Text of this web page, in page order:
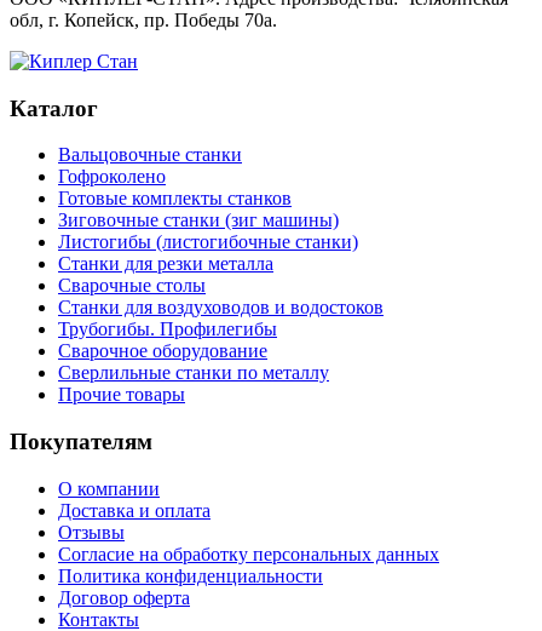
обл, г. Копейск, пр. Победы 70а.
Каталог
Вальцовочные станки
Гофроколено
Готовые комплекты станков
Зиговочные станки (зиг машины)
Листогибы (листогибочные станки)
Станки для резки металла
Сварочные столы
Станки для воздуховодов и водостоков
Трубогибы. Профилегибы
Сварочное оборудование
Сверлильные станки по металлу
Прочие товары
Покупателям
О компании
Доставка и оплата
Отзывы
Согласие на обработку персональных данных
Политика конфиденциальности
Договор оферта
Контакты